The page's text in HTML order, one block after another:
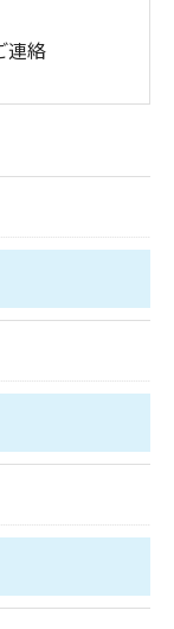
連絡
において、